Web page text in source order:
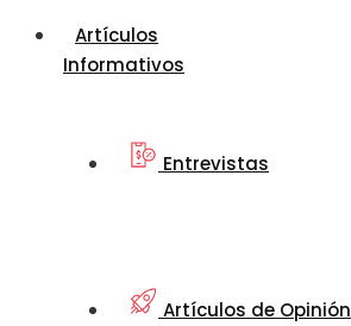
Artículos
Informativos
Entrevistas
Artículos de Opinión